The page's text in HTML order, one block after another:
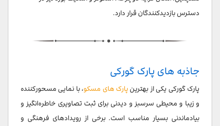
دسترس بازدیدکنندگان قرار دارد.
جاذبه های پارک گورکی
پارک گورکی یکی از بهترین پارک های مسکو، با نمایی مسحورکننده
و زیبا و محیطی سرسبز و دیدنی برای ثبت تصاویری خاطره‌انگیز و
بیادماندنی بسیار مناسب است. برخی از رویدادهای فرهنگی و